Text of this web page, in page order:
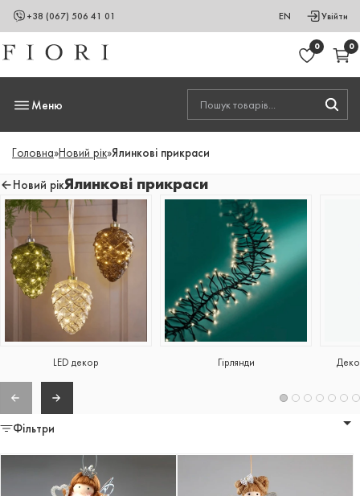
+38 (067) 506 41 01 EN Увійти
0 0
Меню
Головна»Новий рік»Ялинкові прикраси
Новий рікЯлинкові прикраси
LED декор Гірлянди
Фільтри